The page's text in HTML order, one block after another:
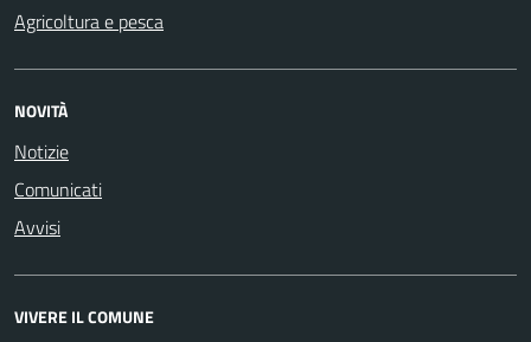
Agricoltura e pesca
NOVITÀ
Notizie
Comunicati
Avvisi
VIVERE IL COMUNE